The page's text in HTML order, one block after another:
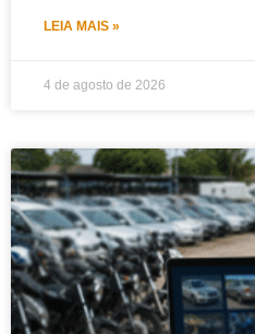
LEIA MAIS »
4 de agosto de 2026